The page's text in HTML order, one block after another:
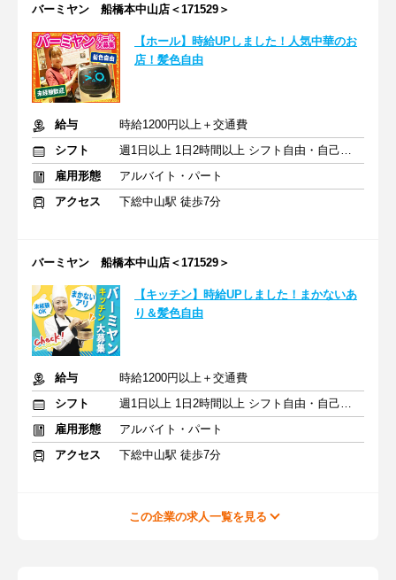
バーミヤン 船橋本中山店＜171529＞
【ホール】時給UPしました！人気中華のお
店！髪色自由
給与
時給1200円以上＋交通費
シフト
週1日以上 1日2時間以上 シフト自由・自己申告
雇用形態
アルバイト・パート
アクセス
下総中山駅 徒歩7分
バーミヤン 船橋本中山店＜171529＞
【キッチン】時給UPしました！まかないあ
り＆髪色自由
給与
時給1200円以上＋交通費
シフト
週1日以上 1日2時間以上 シフト自由・自己申告
雇用形態
アルバイト・パート
アクセス
下総中山駅 徒歩7分
この企業の求人一覧を見る